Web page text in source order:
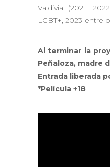
Valdivia (2021,
LGBT+, 2023 entre
Al terminar la
Peñaloza, madre
Entrada liberada
*Película +18